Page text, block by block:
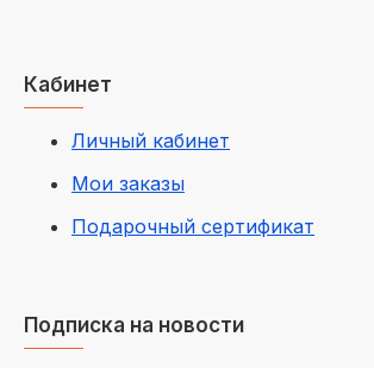
Кабинет
Личный кабинет
Мои заказы
Подарочный сертификат
Подписка на новости